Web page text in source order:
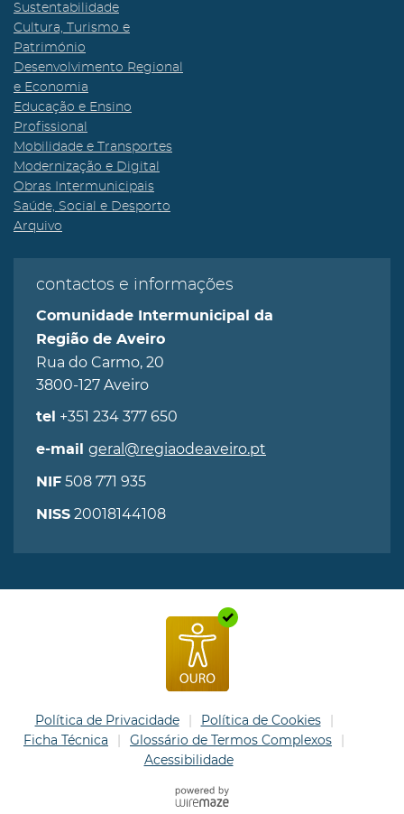
Sustentabilidade
Cultura, Turismo e
Património
Desenvolvimento Regional
e Economia
Educação e Ensino
Profissional
Mobilidade e Transportes
Modernização e Digital
Obras Intermunicipais
Saúde, Social e Desporto
Arquivo
contactos e informações
Comunidade Intermunicipal da
Região de Aveiro
Rua do Carmo, 20
3800-127 Aveiro
tel +351 234 377 650
e-mail geral@regiaodeaveiro.pt
NIF 508 771 935
NISS 20018144108
Política de Privacidade
Política de Cookies
Ficha Técnica
Glossário de Termos Complexos
Acessibilidade